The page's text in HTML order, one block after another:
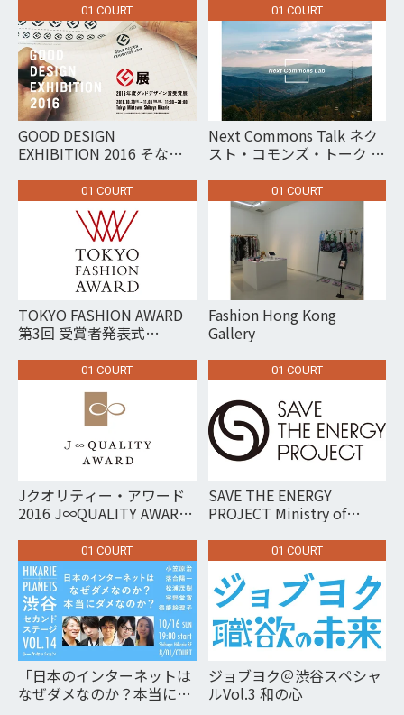
01 COURT
GOOD DESIGN
EXHIBITION 2016 そなえ
01 COURT
Next Commons Talk ネク
スト・コモンズ・トーク 地
社会の創造
01 COURT
TOKYO FASHION AWARD
第3回 受賞者発表式
Announcement of the 3rd
winners
01 COURT
Fashion Hong Kong
Gallery
01 COURT
Jクオリティー・アワード
2016 J∞QUALITY AWARD
01 COURT
SAVE THE ENERGY
PROJECT Ministry of
Industry Agency for
Natural Resources and
Energy
01 COURT
「日本のインターネットは
なぜダメなのか？本当にダ
01 COURT
ジョブヨク＠渋谷スペシャ
ルVol.3 和の心